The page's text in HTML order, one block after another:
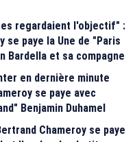
regardaient l'objectif" :
se paye la Une de "Paris
Bardella et sa compagne
en dernière minute
se paye avec
Benjamin Duhamel
Chameroy se paye